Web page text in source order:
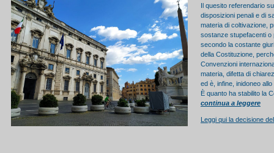
Il quesito referendario
disposizioni penali e di
materia di coltivazione,
sostanze stupefacenti o
secondo la costante
della Costituzione,
Convenzioni
materia, difetta di
ed è, infine, inidoneo
È quanto ha stabilito la
continua a leggere
Leggi qui la decisione